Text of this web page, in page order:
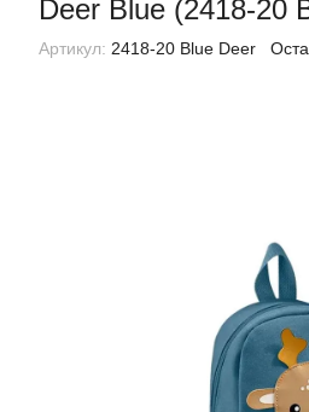
Deer Blue (2418-20
Артикул: 2418-20 Blue Deer